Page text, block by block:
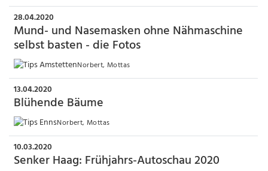
28.04.2020
Mund- und Nasemasken ohne Nähmaschine
selbst basten - die Fotos
Norbert, Mottas
13.04.2020
Blühende Bäume
Norbert, Mottas
10.03.2020
Senker Haag: Frühjahrs-Autoschau 2020